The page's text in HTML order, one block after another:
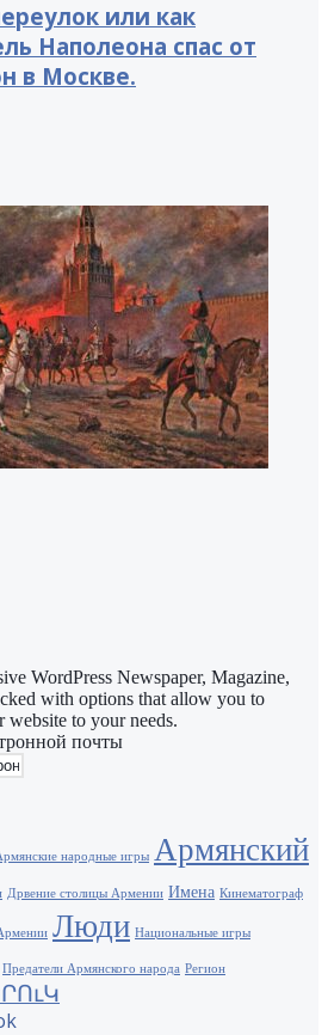
или как
Наполеона спас от
в Москве.
WordPress Newspaper, Magazine,
with options that allow you to
website to your needs.
почты
народные игры Армянский
Дрвение столицы Армении Имена Кинематограф
Люди Национальные игры
Предатели Армянского народа Регион